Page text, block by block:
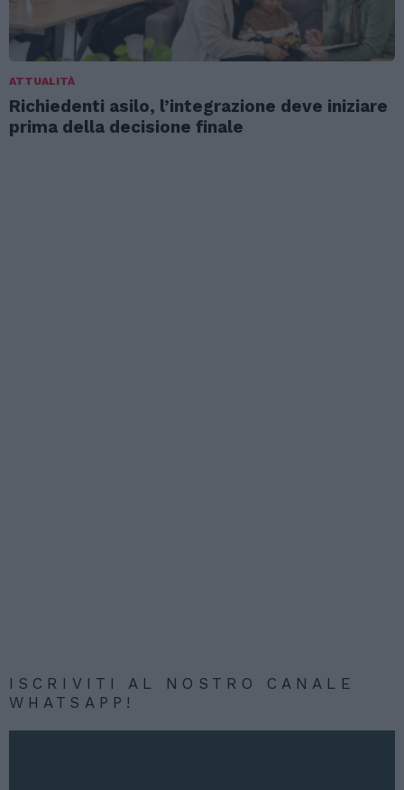
ATTUALITÀ
Richiedenti asilo, l’integrazione deve iniziare
prima della decisione finale
ISCRIVITI AL NOSTRO CANALE
WHATSAPP!